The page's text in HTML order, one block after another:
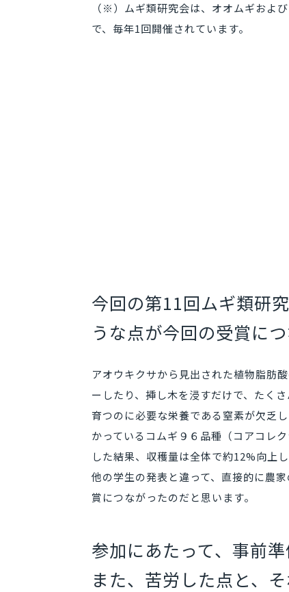
（※）ムギ類研究会は、オオムギおよ
で、毎年1回開催されています。
今回の第11回ムギ類研
うな点が今回の受賞に
アオウキクサから見出された植物脂
ーしたり、挿し木を浸すだけで、たく
育つのに必要な栄養である窒素が欠乏
かっているコムギ９６品種（コアコレ
した結果、収穫量は全体で約12%向上
他の学生の発表と違って、直接的に農
賞につながったのだと思います。
参加にあたって、事前
また、苦労した点と、